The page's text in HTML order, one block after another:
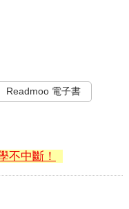
Readmoo 電子書
不中斷！